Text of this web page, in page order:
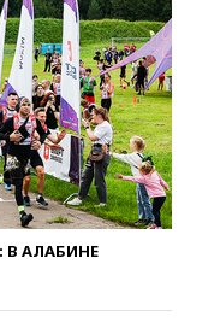
ЛГБТ
не
перечень
параллельного
сезона на
в Анапе
в список
в Совфед
запустит
АЛАБИНЕ